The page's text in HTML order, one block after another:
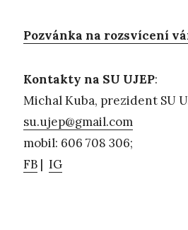
Pozvánka na rozsvícení
Kontakty na SU UJEP:
Michal Kuba, prezident SU
su.ujep@gmail.com
mobil: 606 708 306;
FB | IG